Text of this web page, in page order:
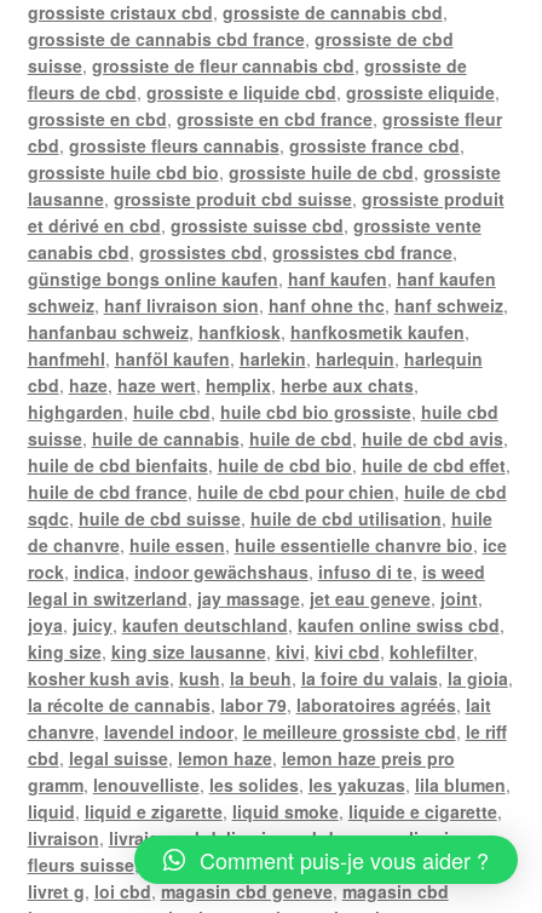
grossiste cristaux cbd, grossiste de cannabis cbd,
grossiste de cannabis cbd france, grossiste de cbd
suisse, grossiste de fleur cannabis cbd, grossiste de
fleurs de cbd, grossiste e liquide cbd, grossiste eliquide,
grossiste en cbd, grossiste en cbd france, grossiste fleur
cbd, grossiste fleurs cannabis, grossiste france cbd,
grossiste huile cbd bio, grossiste huile de cbd, grossiste
lausanne, grossiste produit cbd suisse, grossiste produit
et dérivé en cbd, grossiste suisse cbd, grossiste vente
canabis cbd, grossistes cbd, grossistes cbd france,
günstige bongs online kaufen, hanf kaufen, hanf kaufen
schweiz, hanf livraison sion, hanf ohne thc, hanf schweiz,
hanfanbau schweiz, hanfkiosk, hanfkosmetik kaufen,
hanfmehl, hanföl kaufen, harlekin, harlequin, harlequin
cbd, haze, haze wert, hemplix, herbe aux chats,
highgarden, huile cbd, huile cbd bio grossiste, huile cbd
suisse, huile de cannabis, huile de cbd, huile de cbd avis,
huile de cbd bienfaits, huile de cbd bio, huile de cbd effet,
huile de cbd france, huile de cbd pour chien, huile de cbd
sqdc, huile de cbd suisse, huile de cbd utilisation, huile
de chanvre, huile essen, huile essentielle chanvre bio, ice
rock, indica, indoor gewächshaus, infuso di te, is weed
legal in switzerland, jay massage, jet eau geneve, joint,
joya, juicy, kaufen deutschland, kaufen online swiss cbd,
king size, king size lausanne, kivi, kivi cbd, kohlefilter,
kosher kush avis, kush, la beuh, la foire du valais, la gioia,
la récolte de cannabis, labor 79, laboratoires agréés, lait
chanvre, lavendel indoor, le meilleure grossiste cbd, le riff
cbd, legal suisse, lemon haze, lemon haze preis pro
gramm, lenouvelliste, les solides, les yakuzas, lila blumen,
liquid, liquid e zigarette, liquid smoke, liquide e cigarette,
livraison, livraison cbd,livraison cbd geneve,livraison
fleurs suisse, livraison gratuite poste,livraison weed,
livret g, loi cbd,magasin cbd geneve,magasin cbd
Comment puis-je vous aider ?